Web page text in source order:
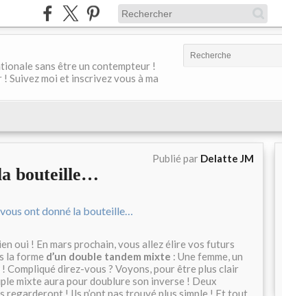
sans être un contempteur !
Suivez moi et inscrivez vous à ma
Publié par Delatte JM
bouteille…
oui ! En mars prochain, vous allez élire vos futurs
la forme d’un double tandem mixte : Une femme, un
! Compliqué direz-vous ? Voyons, pour être plus clair
mixte aura pour doublure son inverse ! Deux